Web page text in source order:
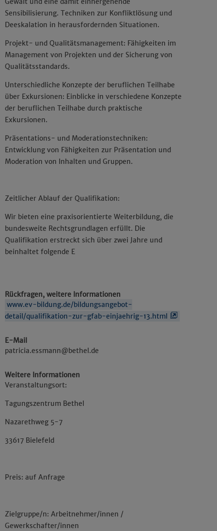
Sensibilisierung. Techniken zur Konfliktlösung und
Deeskalation in herausfordernden Situationen.
Projekt- und Qualitätsmanagement: Fähigkeiten im
Management von Projekten und der Sicherung von
Qualitätsstandards.
Unterschiedliche Konzepte der beruflichen Teilhabe
über Exkursionen: Einblicke in verschiedene Konzepte
der beruflichen Teilhabe durch praktische
Exkursionen.
Präsentations- und Moderationstechniken:
Entwicklung von Fähigkeiten zur Präsentation und
Moderation von Inhalten und Gruppen.
Zeitlicher Ablauf der Qualifikation:
Wir bieten eine praxisorientierte Weiterbildung, die
bundesweite Rechtsgrundlagen erfüllt. Die
Qualifikation erstreckt sich über zwei Jahre und
beinhaltet folgende E
Rückfragen, weitere Informationen
www.ev-bildung.de/bildungsangebot-
detail/qualifikation-zur-gfab-einjaehrig-13.html
E-Mail
patricia.essmann@bethel.de
Weitere Informationen
Veranstaltungsort:
Tagungszentrum Bethel
Nazarethweg 5-7
33617 Bielefeld
Preis: auf Anfrage
Zielgruppe/n: Arbeitnehmer/innen /
Gewerkschafter/innen